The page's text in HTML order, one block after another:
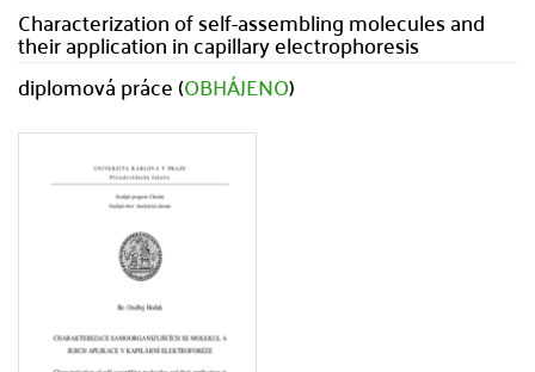
Characterization of self-assembling molecules and
their application in capillary electrophoresis
diplomová práce (OBHÁJENO)